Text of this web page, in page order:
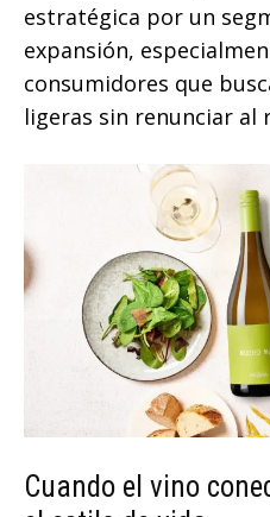
estratégica por un
expansión,
consumidores que
ligeras sin renunciar al
Cuando el vino